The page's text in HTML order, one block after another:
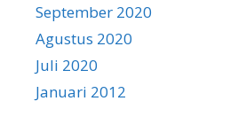
September 2020
Agustus 2020
Juli 2020
Januari 2012